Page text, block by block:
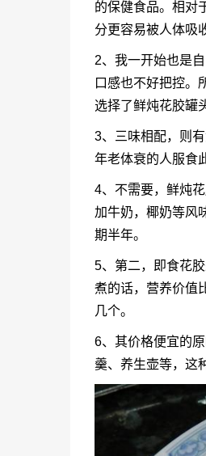
的保健食品。相对
分更容易被人体吸
2、我一开始也是
口感也不好把控。
选择了鲜炖花胶罐
3、三味相配，则
年老体衰的人服食
4、不需要，鲜炖
加牛奶，椰奶等风
期半年。
5、第二，即食花
煮的话，营养价值
几个。
6、其价格便宜的
羹、养生壶等，这